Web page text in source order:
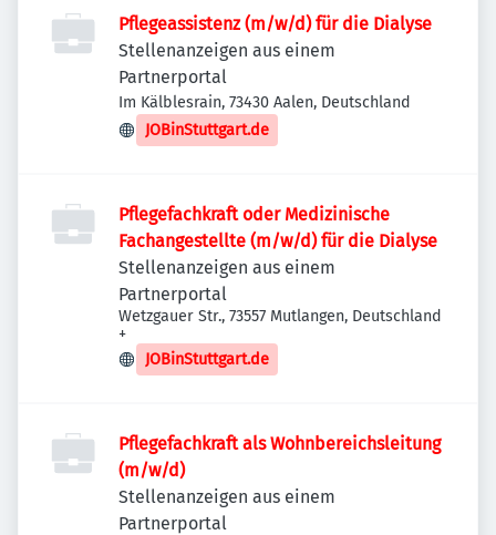
Pflegeassistenz (m/w/d) für die Dialyse
Stellenanzeigen aus einem
Partnerportal
Im Kälblesrain, 73430 Aalen, Deutschland
JOBinStuttgart.de
Pflegefachkraft oder Medizinische
Fachangestellte (m/w/d) für die Dialyse
Stellenanzeigen aus einem
Partnerportal
Wetzgauer Str., 73557 Mutlangen, Deutschland
+
JOBinStuttgart.de
Pflegefachkraft als Wohnbereichsleitung
(m/w/d)
Stellenanzeigen aus einem
Partnerportal